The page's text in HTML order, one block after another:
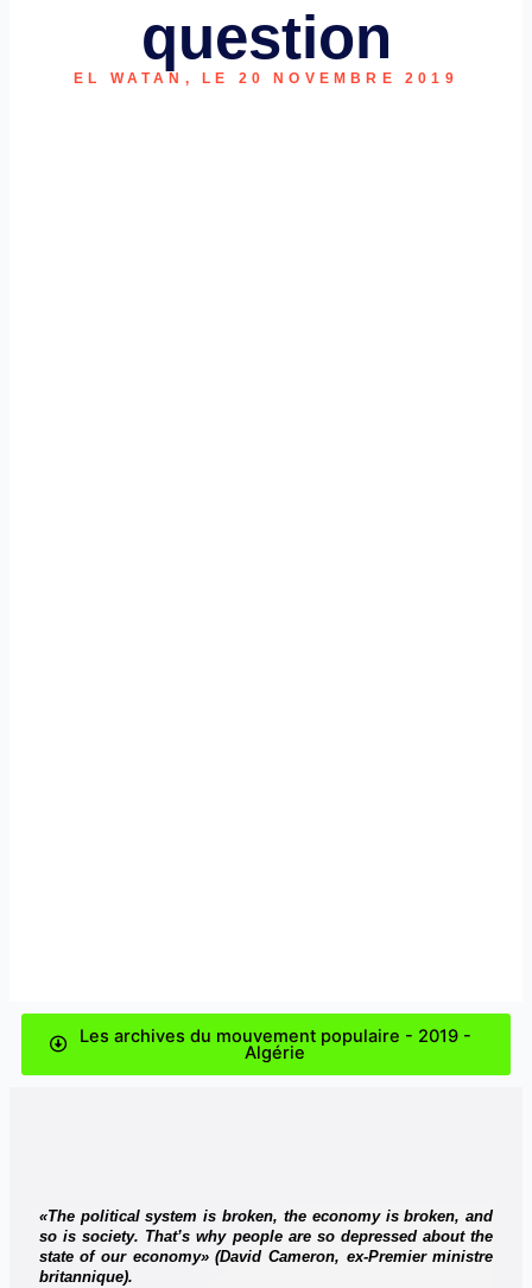
question
EL WATAN, LE 20 NOVEMBRE 2019
Les archives du mouvement populaire - 2019 -
Algérie
«The political system is broken, the economy is broken, and
so is society. That’s why people are so depressed about the
state of our economy» (David Cameron, ex-Premier ministre
britannique).